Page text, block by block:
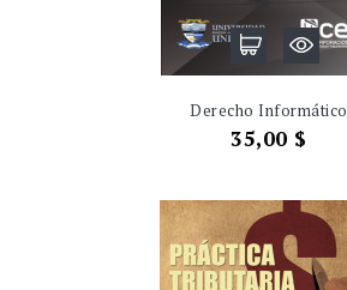
Derecho Informático
Precio
35,00 $